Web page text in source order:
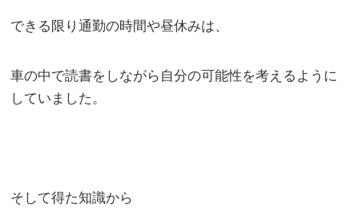
できる限り通勤の時間や昼休みは、
車の中で読書をしながら自分の可能性を考えるように
していました。
そして得た知識から